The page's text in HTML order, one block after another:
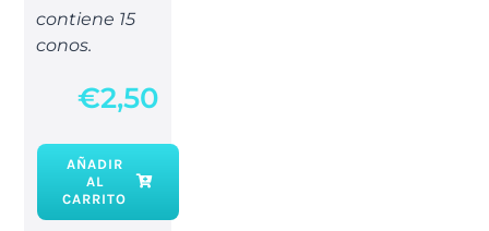
contiene 15
conos.
€2,50
Incienso
cono
AÑADIR
AL
CARRITO